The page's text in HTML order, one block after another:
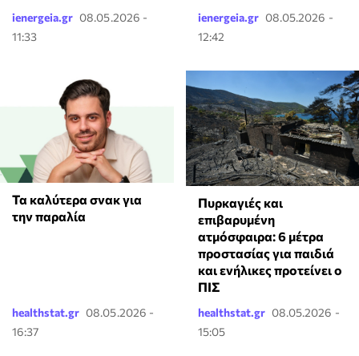
ienergeia.gr 08.05.2026 -
11:33
ienergeia.gr 08.05.2026 -
12:42
Τα καλύτερα σνακ για
την παραλία
healthstat.gr 08.05.2026 -
16:37
Πυρκαγιές και
επιβαρυμένη
ατμόσφαιρα: 6 μέτρα
προστασίας για παιδιά
και ενήλικες προτείνει ο
ΠΙΣ
healthstat.gr 08.05.2026 -
15:05